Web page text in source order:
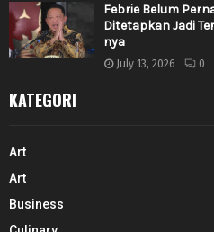
Febrie Belum
Ditetapkan Jadi
nya
July 13, 2026 0
KATEGORI
Art
Art
Business